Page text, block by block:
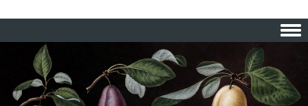
Skip to content